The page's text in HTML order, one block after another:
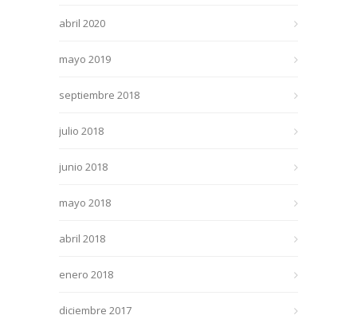
abril 2020
mayo 2019
septiembre 2018
julio 2018
junio 2018
mayo 2018
abril 2018
enero 2018
diciembre 2017